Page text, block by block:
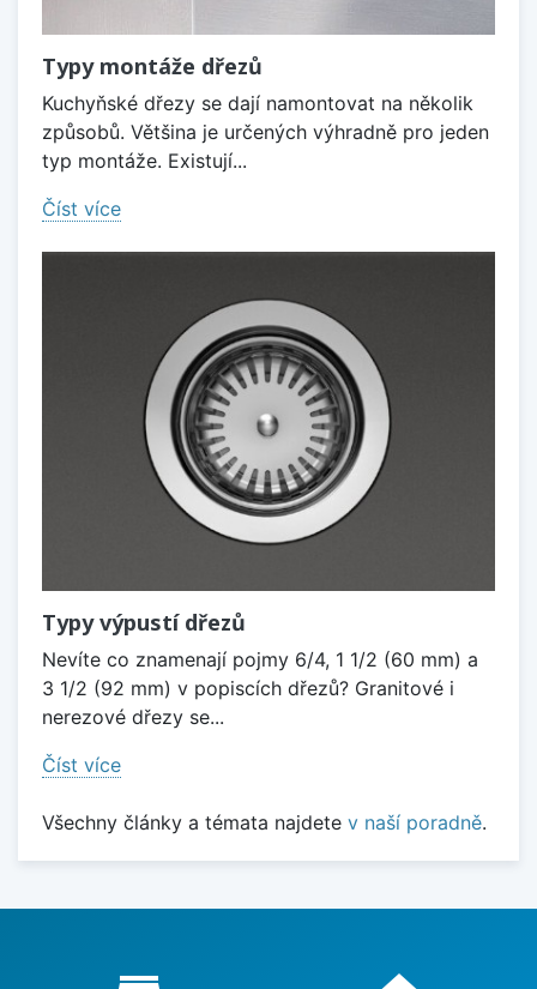
Typy montáže dřezů
Kuchyňské dřezy se dají namontovat na několik
způsobů. Většina je určených výhradně pro jeden
typ montáže. Existují...
Číst více
Typy výpustí dřezů
Nevíte co znamenají pojmy 6/4, 1 1/2 (60 mm) a
3 1/2 (92 mm) v popiscích dřezů? Granitové i
nerezové dřezy se...
Číst více
Všechny články a témata najdete v naší poradně.
Proč nakupovat u nás?